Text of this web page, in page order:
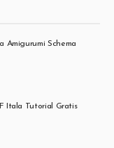
Amigurumi Schema
Itala Tutorial Gratis